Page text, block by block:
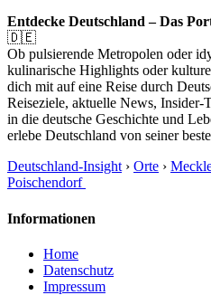
Entdecke Deutschland – Das
🇩🇪
Ob pulsierende Metropolen oder
kulinarische Highlights oder
dich mit auf eine Reise durch
Reiseziele, aktuelle News,
in die deutsche Geschichte und
erlebe Deutschland von seiner
Deutschland-Insight › Orte ›
Poischendorf
Informationen
Home
Datenschutz
Impressum